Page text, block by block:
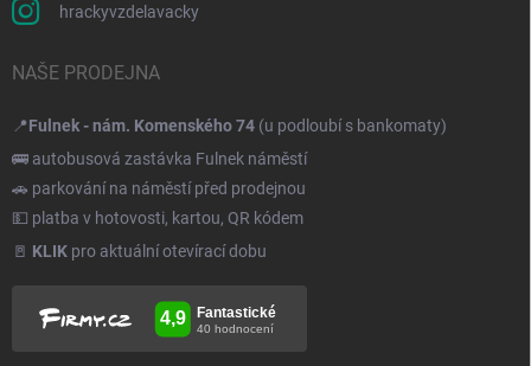
hrackyvzdelavacky
NAŠE PRODEJNA
📍Fulnek - nám. Komenského 74 (u podloubí s bankomaty)
🚌 autobusová zastávka Fulnek náměstí
🚗 parkování na náměstí před prodejnou
💵 platba v hotovosti, kartou, QR kódem
🚪 KLIK pro aktuální otevírací dobu